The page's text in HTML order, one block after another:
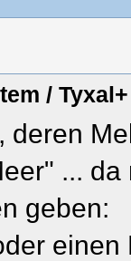
/ Tyxal+
deren
...
geben: